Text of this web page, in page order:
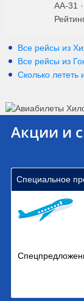
AA-31
Все рейсы из
Все рейсы из
Сколько лететь
Акции и
Специальное